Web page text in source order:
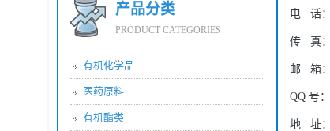
产品分类
PRODUCT CATEGORIES
有机化学品
医药原料
有机酯类
电 话：
传 真：
邮 箱：
QQ 号：
地 址：